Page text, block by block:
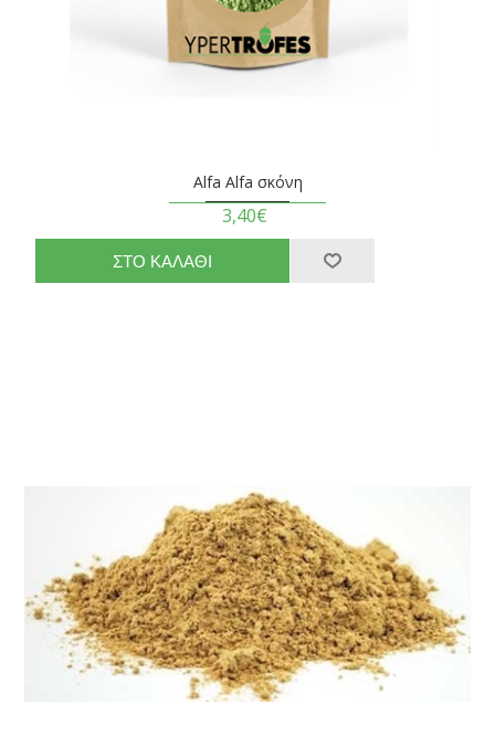
Alfa Alfa σκόνη
3,40€